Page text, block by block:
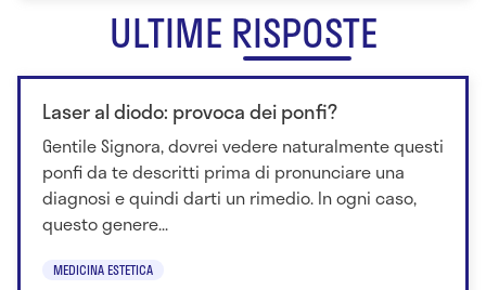
ULTIME RISPOSTE
Laser al diodo: provoca dei ponfi?
Gentile Signora, dovrei vedere naturalmente questi
ponfi da te descritti prima di pronunciare una
diagnosi e quindi darti un rimedio. In ogni caso,
questo genere...
MEDICINA ESTETICA